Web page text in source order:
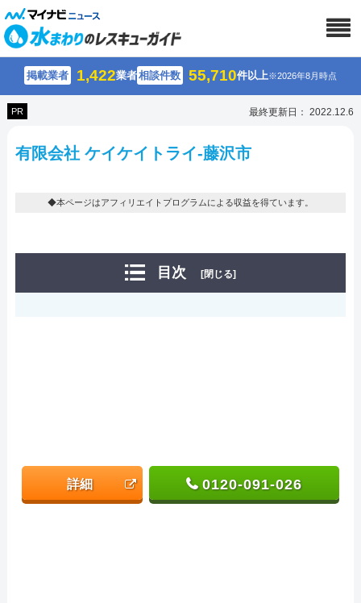
掲載業者 1,422業者相談件数 55,710件以上※2026年8月時点
PR 最終更新日： 2022.12.6
有限会社 ケイケイトライ-藤沢市
◆本ページはアフィリエイトプログラムによる収益を得ています。
目次 [閉じる]
詳細 0120-091-026